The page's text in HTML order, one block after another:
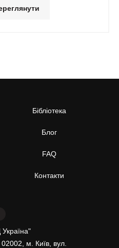
Бібліотека
Блог
FAQ
Контакти
02002, м. Київ, вул.